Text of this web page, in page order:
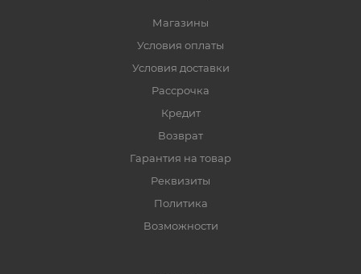
Магазины
Условия оплаты
Условия доставки
Рассрочка
Кредит
Возврат
Гарантия на товар
Реквизиты
Политика
Возможности